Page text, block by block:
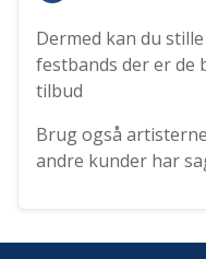
Dermed kan du
festbands der er de
tilbud
Brug også
andre kunder har